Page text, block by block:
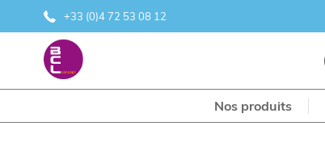
+33 (0)4 72 53 08 12
Nos produits